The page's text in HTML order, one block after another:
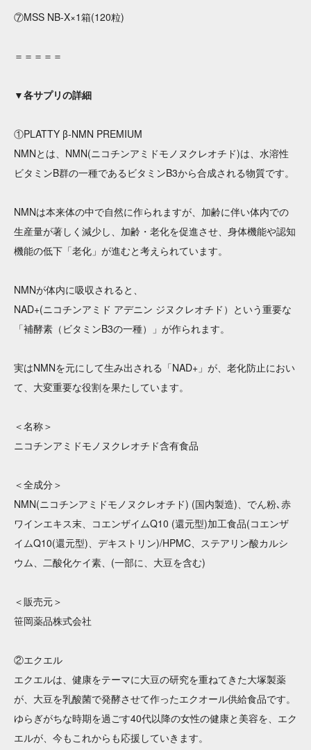
⑦MSS NB-X×1箱(120粒)
＝＝＝＝＝
▼各サプリの詳細
①PLATTY β-NMN PREMIUM
NMNとは、NMN(ニコチンアミドモノヌクレオチド)は、水溶性
ビタミンB群の一種であるビタミンB3から合成される物質です。
NMNは本来体の中で自然に作られますが、加齢に伴い体内での
生産量が著しく減少し、加齢・老化を促進させ、身体機能や認知
機能の低下「老化」が進むと考えられています。
NMNが体内に吸収されると、
NAD+(ニコチンアミド アデニン ジヌクレオチド）という重要な
「補酵素（ビタミンB3の一種）」が作られます。
実はNMNを元にして生み出される「NAD+」が、老化防止におい
て、大変重要な役割を果たしています。
＜名称＞
ニコチンアミドモノヌクレオチド含有食品
＜全成分＞
NMN(ニコチンアミドモノヌクレオチド) (国内製造)、でん粉､赤
ワインエキス末、コエンザイムQ10 (還元型)加工食品(コエンザ
イムQ10(還元型)、デキストリン)/HPMC、ステアリン酸カルシ
ウム、二酸化ケイ素、(一部に、大豆を含む)
＜販売元＞
笹岡薬品株式会社
②エクエル
エクエルは、健康をテーマに大豆の研究を重ねてきた大塚製薬
が、大豆を乳酸菌で発酵させて作ったエクオール供給食品です。
ゆらぎがちな時期を過ごす40代以降の女性の健康と美容を、エク
エルが、今もこれからも応援していきます。